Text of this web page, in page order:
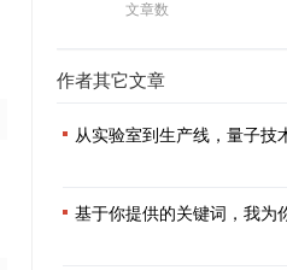
文章数
作者其它文章
从实验室到生产线，量子技
基于你提供的关键词，我为